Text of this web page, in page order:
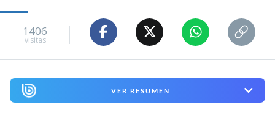
1406
visitas
VER RESUMEN